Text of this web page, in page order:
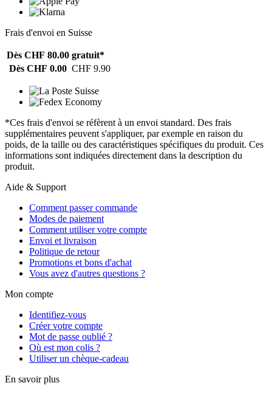
Frais d'envoi en Suisse
Dès CHF 80.00 gratuit*
Dès CHF 0.00 CHF 9.90
*Ces frais d'envoi se réfèrent à un envoi standard. Des frais
supplémentaires peuvent s'appliquer, par exemple en raison du
poids, de la taille ou des caractéristiques spécifiques du produit. Ces
informations sont indiquées directement dans la description du
produit.
Aide & Support
Comment passer commande
Modes de paiement
Comment utiliser votre compte
Envoi et livraison
Politique de retour
Promotions et bons d'achat
Vous avez d'autres questions ?
Mon compte
Identifiez-vous
Créer votre compte
Mot de passe oublié ?
Où est mon colis ?
Utiliser un chèque-cadeau
En savoir plus